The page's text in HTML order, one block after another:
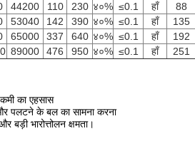
44200 110 230 ४०% ≤0.1 हाँ
88
53040 142 390 ४०% ≤0.1 हाँ
135
65000 337 640 ४०% ≤0.1 हाँ
192
89000 476 950 ४०% ≤0.1 हाँ 251
का एहसास
पलटने के बल का सामना करना
भारोत्तोलन क्षमता।